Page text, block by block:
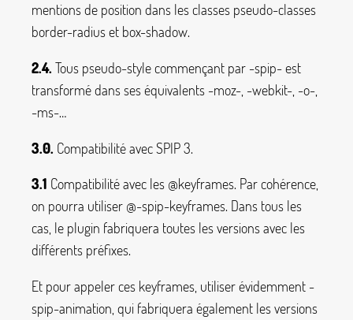
mentions de position dans les classes pseudo-classes
border-radiuset box-shadow.
2.4.Tous pseudo-style commençant par -spip-est
transformé dans ses équivalents -moz- -webkit- -o-
-ms-…
3.0. Compatibilité avec SPIP 3.
3.1 Compatibilité avec les @keyframes. Par cohérence,
on pourra utiliser @-spip-keyframes. Dans tous les
cas, le plugin fabriquera toutes les versions avec les
différents préfixes.
Et pour appeler ces keyframes, utiliser évidemment -
spip-animation , qui fabriquera également les versions